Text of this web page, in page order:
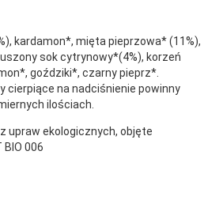
kardamon*, mięta pieprzowa* (11%),
sok cytrynowy*(4%), korzeń
goździki*, czarny pieprz*.
cierpiące na nadciśnienie powinny
ilościach.
upraw ekologicznych, objęte
006